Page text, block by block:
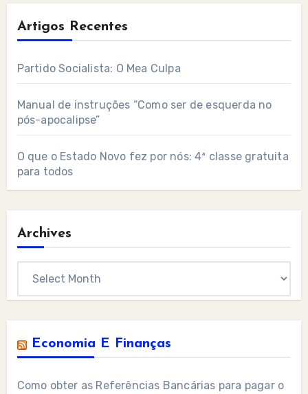
Artigos Recentes
Partido Socialista: O Mea Culpa
Manual de instruções “Como ser de esquerda no
pós-apocalipse”
O que o Estado Novo fez por nós: 4ª classe gratuita
para todos
Archives
Economia E Finanças
Como obter as Referências Bancárias para pagar o